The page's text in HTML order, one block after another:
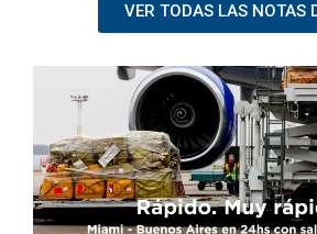
VER TODAS LAS NOTAS